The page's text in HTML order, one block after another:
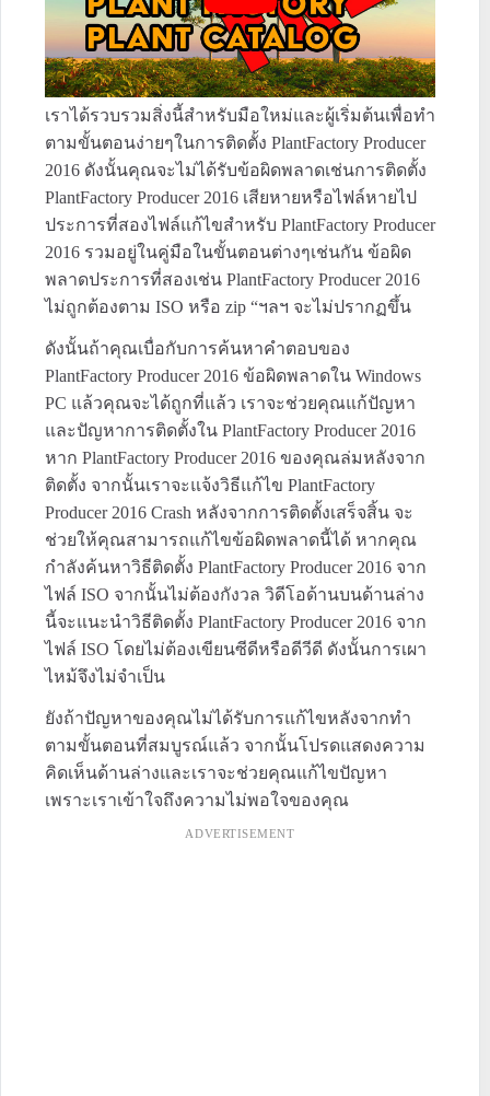
เราได้รวบรวมสิ่งนี้สำหรับมือใหม่และผู้เริ่มต้นเพื่อทำ
ตามขั้นตอนง่ายๆในการติดตั้ง PlantFactory Producer
2016 ดังนั้นคุณจะไม่ได้รับข้อผิดพลาดเช่นการติดตั้ง
PlantFactory Producer 2016 เสียหายหรือไฟล์หายไป
ประการที่สองไฟล์แก้ไขสำหรับ PlantFactory Producer
2016 รวมอยู่ในคู่มือในขั้นตอนต่างๆเช่นกัน ข้อผิด
พลาดประการที่สองเช่น PlantFactory Producer 2016
ไม่ถูกต้องตาม ISO หรือ zip “ฯลฯ จะไม่ปรากฏขึ้น
ดังนั้นถ้าคุณเบื่อกับการค้นหาคำตอบของ
PlantFactory Producer 2016 ข้อผิดพลาดใน Windows
PC แล้วคุณจะได้ถูกที่แล้ว เราจะช่วยคุณแก้ปัญหา
และปัญหาการติดตั้งใน PlantFactory Producer 2016
หาก PlantFactory Producer 2016 ของคุณล่มหลังจาก
ติดตั้ง จากนั้นเราจะแจ้งวิธีแก้ไข PlantFactory
Producer 2016 Crash หลังจากการติดตั้งเสร็จสิ้น จะ
ช่วยให้คุณสามารถแก้ไขข้อผิดพลาดนี้ได้ หากคุณ
กำลังค้นหาวิธีติดตั้ง PlantFactory Producer 2016 จาก
ไฟล์ ISO จากนั้นไม่ต้องกังวล วิดีโอด้านบนด้านล่าง
นี้จะแนะนำวิธีติดตั้ง PlantFactory Producer 2016 จาก
ไฟล์ ISO โดยไม่ต้องเขียนซีดีหรือดีวีดี ดังนั้นการเผา
ไหม้จึงไม่จำเป็น
ยังถ้าปัญหาของคุณไม่ได้รับการแก้ไขหลังจากทำ
ตามขั้นตอนที่สมบูรณ์แล้ว จากนั้นโปรดแสดงความ
คิดเห็นด้านล่างและเราจะช่วยคุณแก้ไขปัญหา
เพราะเราเข้าใจถึงความไม่พอใจของคุณ
ADVERTISEMENT